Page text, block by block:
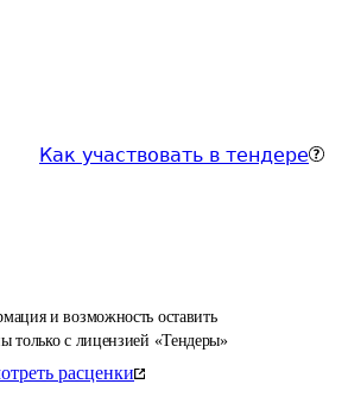
Как участвовать в тендере
и возможность оставить
только с лицензией «Тендеры»
расценки